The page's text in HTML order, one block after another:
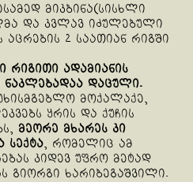
მიკბინა(სისხლი
და კვლავ იძულებული
აცრების 2 საათიან რიგში
რიგითი ადამიანის
ნაკლებადაა დაცული.
მოქალაქე,
ყრის და ქუჩის
მეორე მხარეს კი
, რომელიც ამ
კიდევ უფრო მეტად
გიორგი ხარიბეგაშვილი.